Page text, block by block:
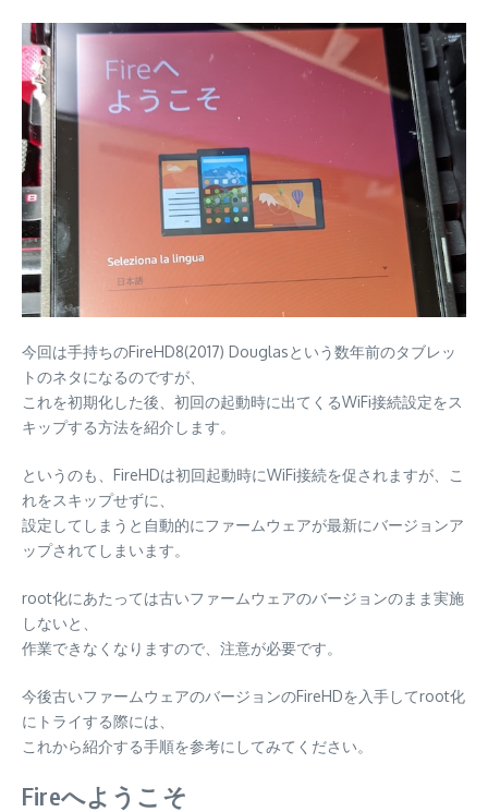
今回は手持ちのFireHD8(2017) Douglasという数年前のタブレッ
トのネタになるのですが、
これを初期化した後、初回の起動時に出てくるWiFi接続設定をス
キップする方法を紹介します。
というのも、FireHDは初回起動時にWiFi接続を促されますが、こ
れをスキップせずに、
設定してしまうと自動的にファームウェアが最新にバージョンア
ップされてしまいます。
root化にあたっては古いファームウェアのバージョンのまま実施
しないと、
作業できなくなりますので、注意が必要です。
今後古いファームウェアのバージョンのFireHDを入手してroot化
にトライする際には、
これから紹介する手順を参考にしてみてください。
Fireへようこそ